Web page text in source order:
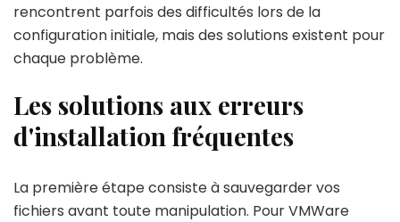
rencontrent parfois des difficultés lors de la
configuration initiale, mais des solutions existent pour
chaque problème.
Les solutions aux erreurs
d'installation fréquentes
La première étape consiste à sauvegarder vos
fichiers avant toute manipulation. Pour VMWare